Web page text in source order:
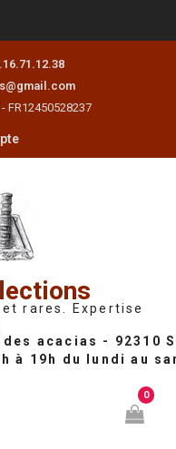
FR12450528237
rares. Expertise
0